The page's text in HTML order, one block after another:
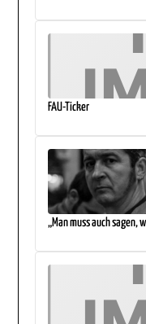
FAU-Ticker
„Man muss auch sagen,